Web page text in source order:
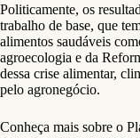
Politicamente, os
trabalho de base, que
alimentos saudáveis
agroecologia e da
dessa crise alimentar,
pelo agronegócio.
Conheça mais sobre o